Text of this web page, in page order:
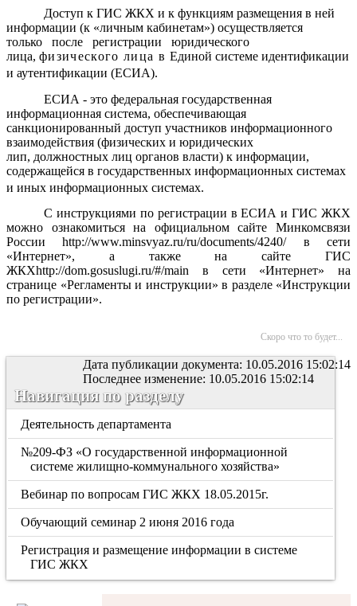
Доступ к ГИС ЖКХ и к функциям размещения в ней
информации (к «личным кабинетам») осуществляется
только после регистрации юридического
лица, физического лица вЕдинойсистеме идентификации
и аутентификации (ЕСИА).
ЕСИА - это федеральная государственная
информационная система, обеспечивающая
санкционированный доступ участников информационного
взаимодействия (физических и юридических
лип, должностных лиц органов власти) к информации,
содержащейся в государственных информационных системах
и иных информационных системах.
С инструкциями по регистрации в ЕСИА и ГИС ЖКХ
можно ознакомиться на официальном сайте Минкомсвязи
России http://www.minsvyaz.ru/ru/documents/4240/ в сети
«Интернет», а также на сайте ГИС
ЖКХhttp://dom.gosuslugi.ru/#/main в сети «Интернет» на
странице «Регламенты и инструкции» в разделе «Инструкции
по регистрации».
Скоро что то будет...
Дата публикации документа: 10.05.2016 15:02:14
Последнее изменение: 10.05.2016 15:02:14
Навигация по разделу
Деятельность департамента
№209-ФЗ «О государственной информационной
системе жилищно-коммунального хозяйства»
Вебинар по вопросам ГИС ЖКХ 18.05.2015г.
Обучающий семинар 2 июня 2016 года
Регистрация и размещение информации в системе
ГИС ЖКХ